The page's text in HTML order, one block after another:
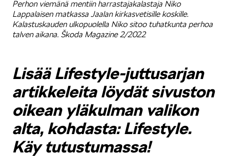
Perhon viemänä mentiin harrastajakalastaja Niko
Lappalaisen matkassa Jaalan kirkasvetisille koskille.
Kalastuskauden ulkopuolella Niko sitoo tuhatkunta perhoa
talven aikana. Škoda Magazine 2/2022
Lisää Lifestyle-juttusarjan
artikkeleita löydät sivuston
oikean yläkulman valikon
alta, kohdasta: Lifestyle.
Käy tutustumassa!